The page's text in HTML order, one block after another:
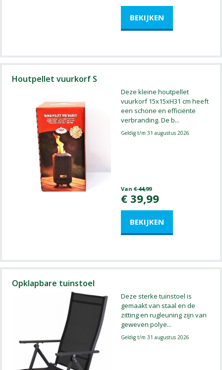
Houtpellet vuurkorf S
Deze kleine houtpellet
vuurkorf 15x15xH31 cm heeft
een schone en efficiënte
verbranding. De b...
Geldig t/m 31 augustus 2026
Van € 44,99
€ 39,99
Opklapbare tuinstoel
Deze sterke tuinstoel is
gemaakt van staal en de
zitting en rugleuning zijn van
geweven polye...
Geldig t/m 31 augustus 2026